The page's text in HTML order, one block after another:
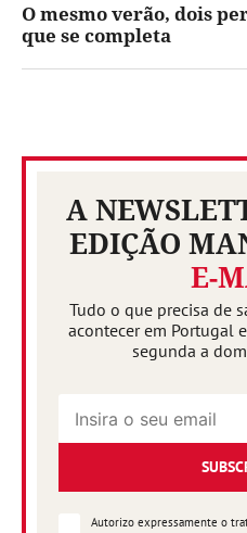
O mesmo verão, dois
que se completa
A
EDIÇÃO
E-
Tudo o que precisa de
acontecer em Portugal
segunda a
Autorizo expressamente o